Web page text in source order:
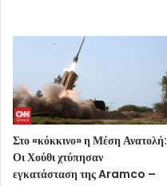
Στο «κόκκινο» η Μέση Ανατολή:
Οι Χούθι χτύπησαν
εγκατάσταση της Aramco –